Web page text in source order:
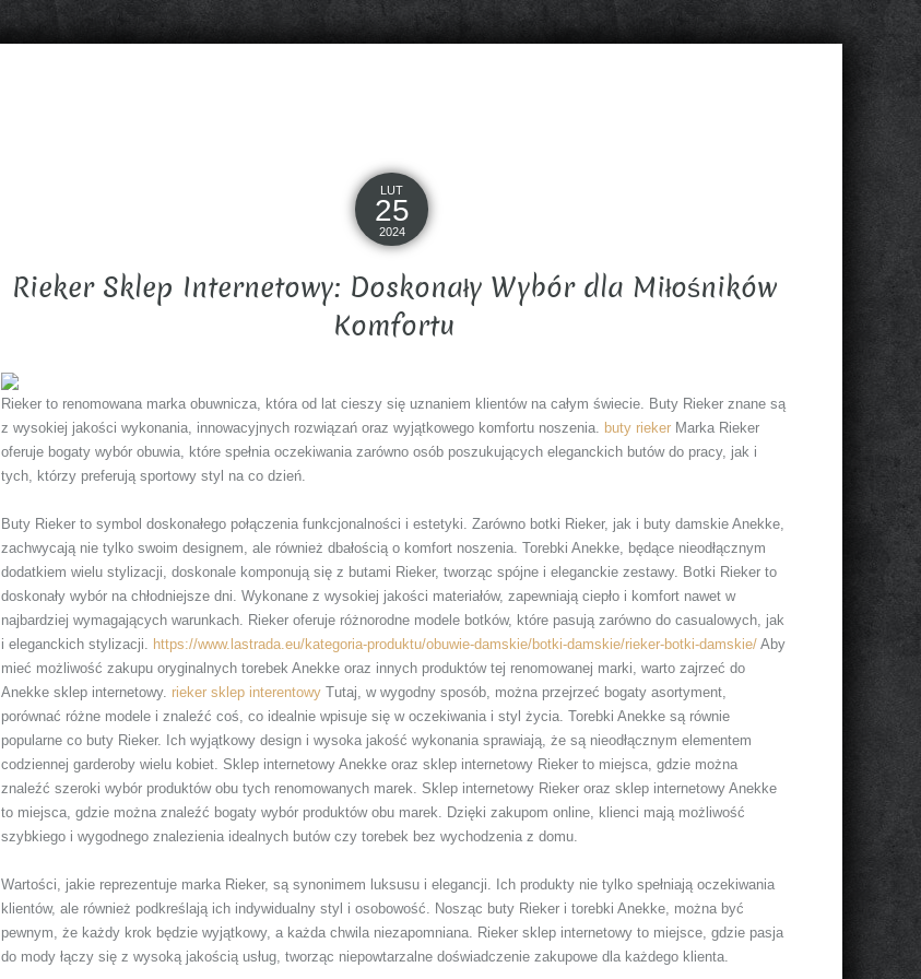
LUT
25
2024
Rieker Sklep Internetowy: Doskonały Wybór dla Miłośników
Komfortu
Rieker to renomowana marka obuwnicza, która od lat cieszy się uznaniem klientów na całym świecie. Buty Rieker znane są
z wysokiej jakości wykonania, innowacyjnych rozwiązań oraz wyjątkowego komfortu noszenia. buty rieker Marka Rieker
oferuje bogaty wybór obuwia, które spełnia oczekiwania zarówno osób poszukujących eleganckich butów do pracy, jak i
tych, którzy preferują sportowy styl na co dzień.
Buty Rieker to symbol doskonałego połączenia funkcjonalności i estetyki. Zarówno botki Rieker, jak i buty damskie Anekke,
zachwycają nie tylko swoim designem, ale również dbałością o komfort noszenia. Torebki Anekke, będące nieodłącznym
dodatkiem wielu stylizacji, doskonale komponują się z butami Rieker, tworząc spójne i eleganckie zestawy. Botki Rieker to
doskonały wybór na chłodniejsze dni. Wykonane z wysokiej jakości materiałów, zapewniają ciepło i komfort nawet w
najbardziej wymagających warunkach. Rieker oferuje różnorodne modele botków, które pasują zarówno do casualowych, jak
i eleganckich stylizacji. https://www.lastrada.eu/kategoria-produktu/obuwie-damskie/botki-damskie/rieker-botki-damskie/ Aby
mieć możliwość zakupu oryginalnych torebek Anekke oraz innych produktów tej renomowanej marki, warto zajrzeć do
Anekke sklep internetowy. rieker sklep interentowy Tutaj, w wygodny sposób, można przejrzeć bogaty asortyment,
porównać różne modele i znaleźć coś, co idealnie wpisuje się w oczekiwania i styl życia. Torebki Anekke są równie
popularne co buty Rieker. Ich wyjątkowy design i wysoka jakość wykonania sprawiają, że są nieodłącznym elementem
codziennej garderoby wielu kobiet. Sklep internetowy Anekke oraz sklep internetowy Rieker to miejsca, gdzie można
znaleźć szeroki wybór produktów obu tych renomowanych marek. Sklep internetowy Rieker oraz sklep internetowy Anekke
to miejsca, gdzie można znaleźć bogaty wybór produktów obu marek. Dzięki zakupom online, klienci mają możliwość
szybkiego i wygodnego znalezienia idealnych butów czy torebek bez wychodzenia z domu.
Wartości, jakie reprezentuje marka Rieker, są synonimem luksusu i elegancji. Ich produkty nie tylko spełniają oczekiwania
klientów, ale również podkreślają ich indywidualny styl i osobowość. Nosząc buty Rieker i torebki Anekke, można być
pewnym, że każdy krok będzie wyjątkowy, a każda chwila niezapomniana. Rieker sklep internetowy to miejsce, gdzie pasja
do mody łączy się z wysoką jakością usług, tworząc niepowtarzalne doświadczenie zakupowe dla każdego klienta.